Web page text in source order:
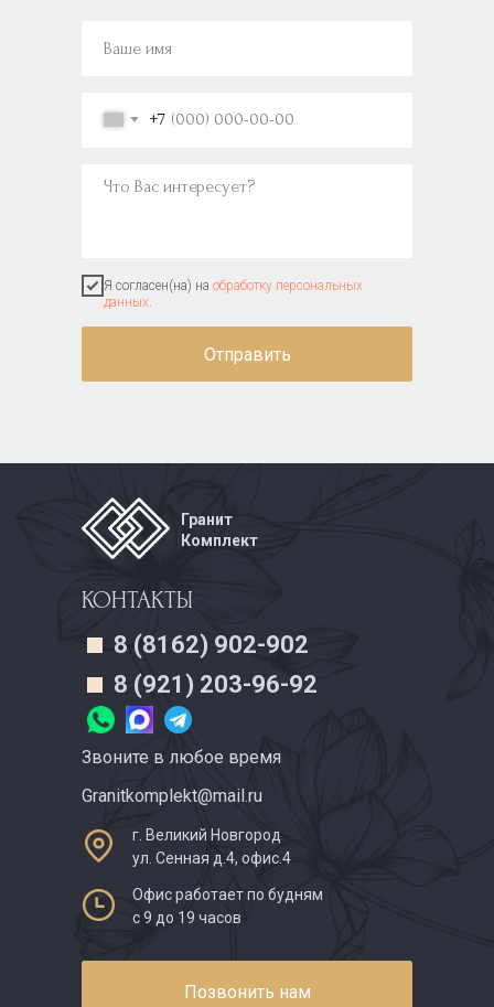
+7
Я согласен(на) на обработку персональных
данных.
Отправить
г. Великий Новгород
ул. Сенная д.4, офис.4
Офис работает по будням
с 9 до 19 часов
8 (8162) 902-902
Звоните в любое время
КОНТАКТЫ
Гранит
Комплект
8 (921) 203-96-92
Granitkomplekt@mail.ru
Позвонить нам